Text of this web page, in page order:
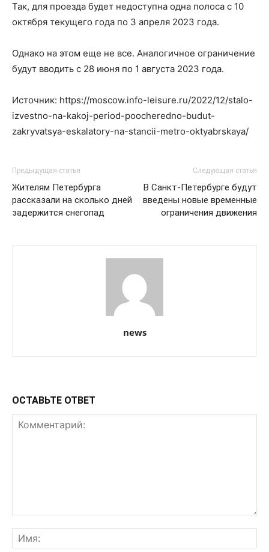
Так, для проезда будет недоступна одна полоса с 10
октября текущего года по 3 апреля 2023 года.
Однако на этом еще не все. Аналогичное ограничение
будут вводить с 28 июня по 1 августа 2023 года.
Источник: https://moscow.info-leisure.ru/2022/12/stalo-
izvestno-na-kakoj-period-poocheredno-budut-
zakryvatsya-eskalatory-na-stancii-metro-oktyabrskaya/
Предыдущая статья
Жителям Петербурга
рассказали на сколько дней
задержится снегопад
Следующая статья
В Санкт-Петербурге будут
введены новые временные
ограничения движения
news
ОСТАВЬТЕ ОТВЕТ